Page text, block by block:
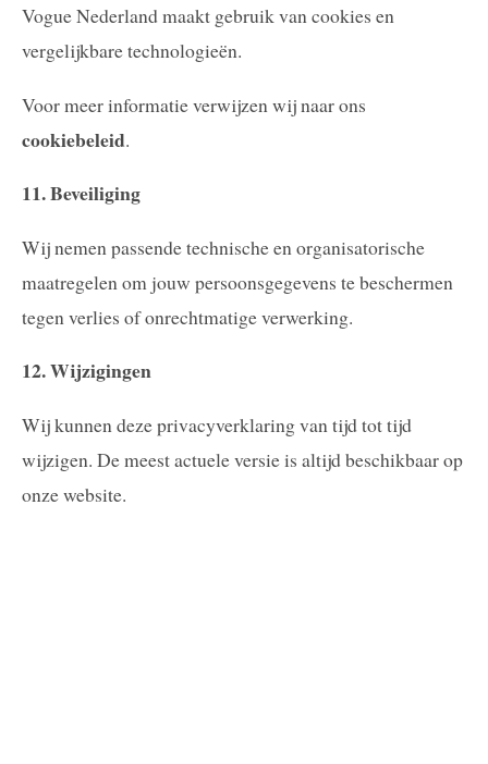
Vogue Nederland maakt gebruik van cookies en
vergelijkbare technologieën.
Voor meer informatie verwijzen wij naar ons
cookiebeleid.
11. Beveiliging
Wij nemen passende technische en organisatorische
maatregelen om jouw persoonsgegevens te beschermen
tegen verlies of onrechtmatige verwerking.
12. Wijzigingen
Wij kunnen deze privacyverklaring van tijd tot tijd
wijzigen. De meest actuele versie is altijd beschikbaar op
onze website.